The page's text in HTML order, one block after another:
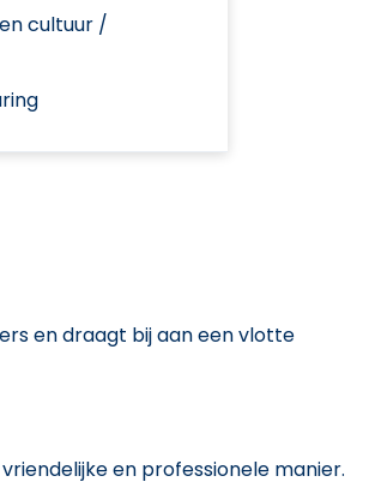
cultuur /
en draagt bij aan een vlotte
en professionele manier.